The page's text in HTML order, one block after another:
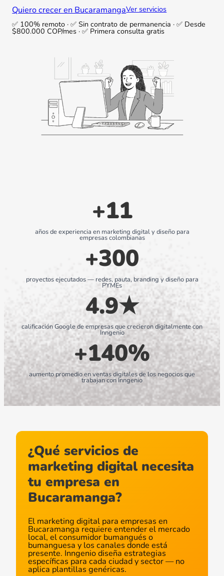
Quiero crecer en BucaramangaVer servicios
✅ 100% remoto · ✅ Sin contrato de permanencia · ✅ Desde
$800.000 COP/mes · ✅ Primera consulta gratis
+11
años de experiencia en marketing digital y diseño para
empresas colombianas
+300
proyectos ejecutados — redes, pauta, branding y diseño para
PYMEs
4.9★
calificación Google de empresas que crecieron digitalmente con
Inngenio
+140%
aumento promedio en ventas digitales de los negocios que
trabajan con Inngenio
¿Qué servicios de
marketing digital necesita
tu empresa en
Bucaramanga?
El marketing digital para empresas en
Bucaramanga requiere entender el mercado
local, el consumidor bumangués o
bumanguesa y los canales donde está
presente. Inngenio diseña estrategias
específicas para cada ciudad y sector — no
aplica plantillas genéricas.